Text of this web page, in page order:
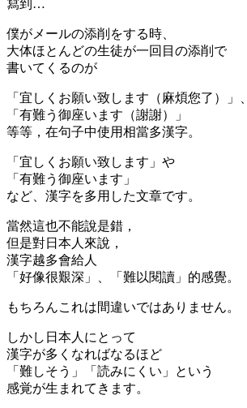
寫到…
僕がメールの添削をする時、
大体ほとんどの生徒が一回目の添削で
書いてくるのが
「宜しくお願い致します（麻煩您了）」、
「有難う御座います（謝謝）」
等等，在句子中使用相當多漢字。
「宜しくお願い致します」や
「有難う御座います」
など、漢字を多用した文章です。
當然這也不能說是錯，
但是對日本人來說，
漢字越多會給人
「好像很艱深」、「難以閱讀」的感覺。
もちろんこれは間違いではありません。
しかし日本人にとって
漢字が多くなればなるほど
「難しそう」「読みにくい」という
感覚が生まれてきます。